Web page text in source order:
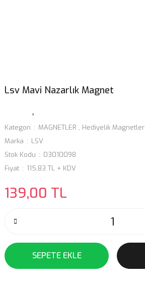
Lsv Mavi Nazarlık Magnet
Kategori MAGNETLER , Hediyelik Magnetler
Marka
LSV
Stok Kodu
03010098
Fiyat
115,83 TL + KDV
139,00 TL
SEPETE EKLE